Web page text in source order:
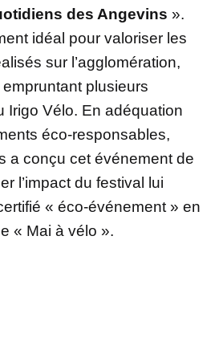
des Angevins ».
idéal pour valoriser les
sur l’agglomération,
plusieurs
Irigo Vélo. En adéquation
éco-responsables,
a conçu cet événement de
l’impact du festival lui
« éco-événement » en
« Mai à vélo ».